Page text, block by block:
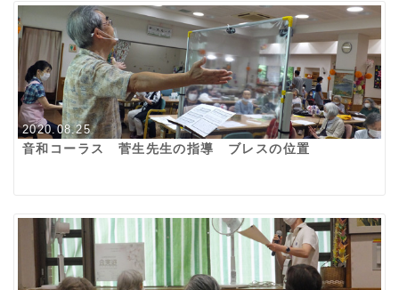
2020.08.25
音和コーラス 菅生先生の指導 ブレスの位置